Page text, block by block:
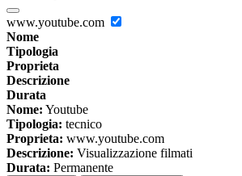
www.youtube.com
Nome
Tipologia
Proprieta
Descrizione
Durata
Nome: Youtube
Tipologia: tecnico
Proprieta: www.youtube.com
Descrizione: Visualizzazione filmati
Durata: Permanente